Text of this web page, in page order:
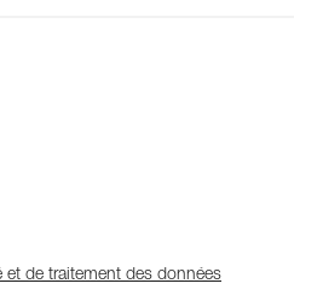
et de traitement des données